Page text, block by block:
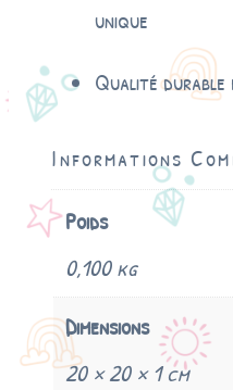
unique
Qualité
Informations
Poids
0,100 kg
Dimensions
20 × 20 × 1 cm